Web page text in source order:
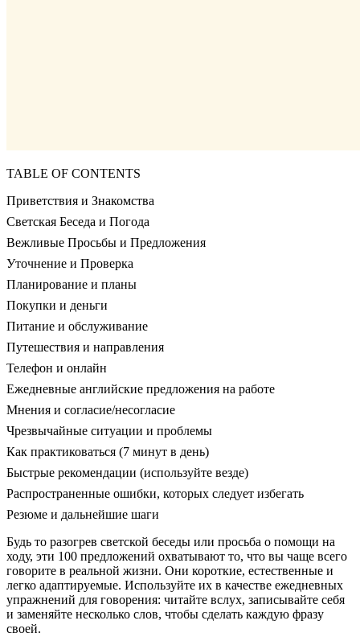
TABLE OF CONTENTS
Приветствия и Знакомства
Светская Беседа и Погода
Вежливые Просьбы и Предложения
Уточнение и Проверка
Планирование и планы
Покупки и деньги
Питание и обслуживание
Путешествия и направления
Телефон и онлайн
Ежедневные английские предложения на работе
Мнения и согласие/несогласие
Чрезвычайные ситуации и проблемы
Как практиковаться (7 минут в день)
Быстрые рекомендации (используйте везде)
Распространенные ошибки, которых следует избегать
Резюме и дальнейшие шаги
Будь то разогрев светской беседы или просьба о помощи на
ходу, эти 100 предложений охватывают то, что вы чаще всего
говорите в реальной жизни. Они короткие, естественные и
легко адаптируемые. Используйте их в качестве ежедневных
упражнений для говорения: читайте вслух, записывайте себя
и заменяйте несколько слов, чтобы сделать каждую фразу
своей.